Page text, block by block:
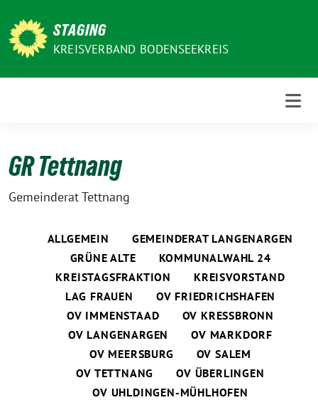
zum
Inhalt
STAGING
KREISVERBAND BODENSEEKREIS
GR Tettnang
Gemeinderat Tettnang
ALLGEMEIN
GEMEINDERAT LANGENARGEN
GRÜNE ALTE
KOMMUNALWAHL 24
KREISTAGSFRAKTION
KREISVORSTAND
LAG FRAUEN
OV FRIEDRICHSHAFEN
OV IMMENSTAAD
OV KRESSBRONN
OV LANGENARGEN
OV MARKDORF
OV MEERSBURG
OV SALEM
OV TETTNANG
OV ÜBERLINGEN
OV UHLDINGEN-MÜHLHOFEN